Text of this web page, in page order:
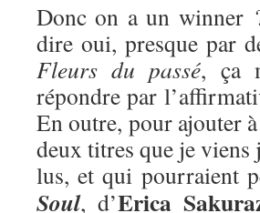
Donc on a un winner
dire oui, presque par
Fleurs du passé, ça
répondre par
En outre, pour ajouter
deux titres que je viens
lus, et qui pourraient
Soul, d’Erica